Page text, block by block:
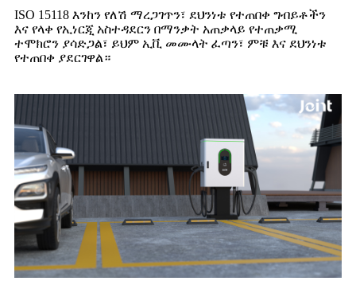
ISO 15118 እንከን የለሽ ማረጋገጥን፣ ደህንነቱ የተጠበቀ ግብይቶችን
እና የላቀ የኢነርጂ አስተዳደርን በማንቃት አጠቃላይ የተጠቃሚ
ተሞክሮን ያሳድጋል፣ ይህም ኢቪ መሙላት ፈጣን፣ ምቹ እና ደህንነቱ
የተጠበቀ ያደርገዋል።